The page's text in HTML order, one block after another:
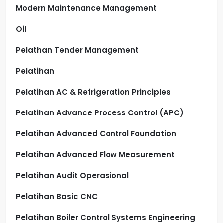
Modern Maintenance Management
Oil
Pelathan Tender Management
Pelatihan
Pelatihan AC & Refrigeration Principles
Pelatihan Advance Process Control (APC)
Pelatihan Advanced Control Foundation
Pelatihan Advanced Flow Measurement
Pelatihan Audit Operasional
Pelatihan Basic CNC
Pelatihan Boiler Control Systems Engineering